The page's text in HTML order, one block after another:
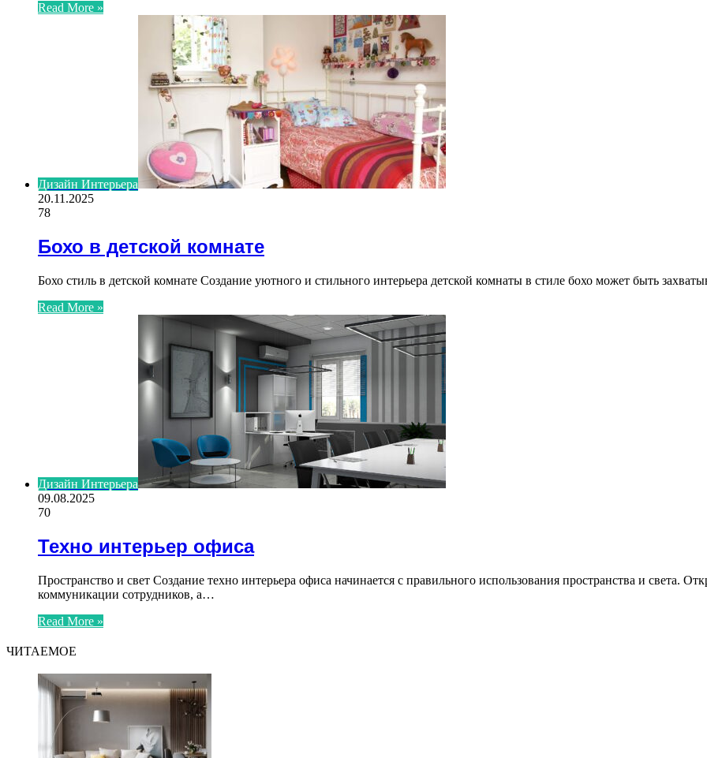
Read More »
Дизайн Интерьера
20.11.2025
78
Бохо в детской комнате
Бохо стиль в детской комнате Создание уютного и стильного интерьера детской комнаты в стиле бохо может быть
Read More »
Дизайн Интерьера
09.08.2025
70
Техно интерьер офиса
Пространство и свет Создание техно интерьера офиса начинается с правильного использования пространства и света.
коммуникации сотрудников, а…
Read More »
ЧИТАЕМОЕ